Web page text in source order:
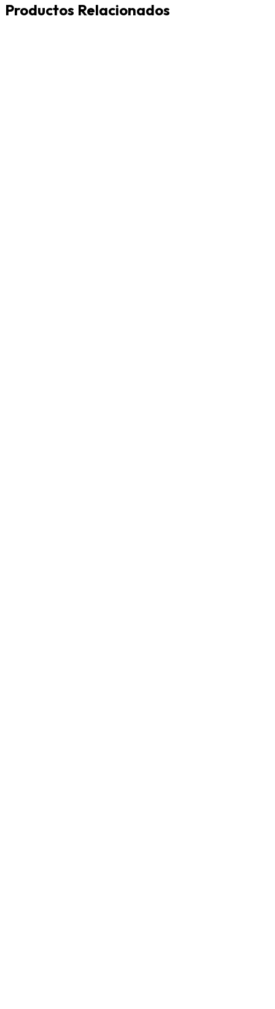
Productos Relacionados